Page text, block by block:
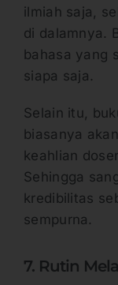
ilmiah saja,
di dalamnya.
bahasa yang
siapa saja.
Selain itu,
biasanya
keahlian
Sehingga
kredibilitas
sempurna.
7. Rutin